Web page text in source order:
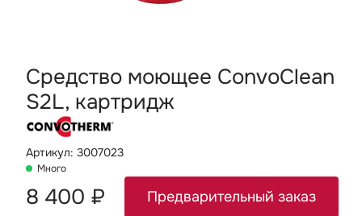
Средство моющее ConvoClean
S2L, картридж
Артикул: 3007023
Много
8 400 ₽ Предварительный заказ